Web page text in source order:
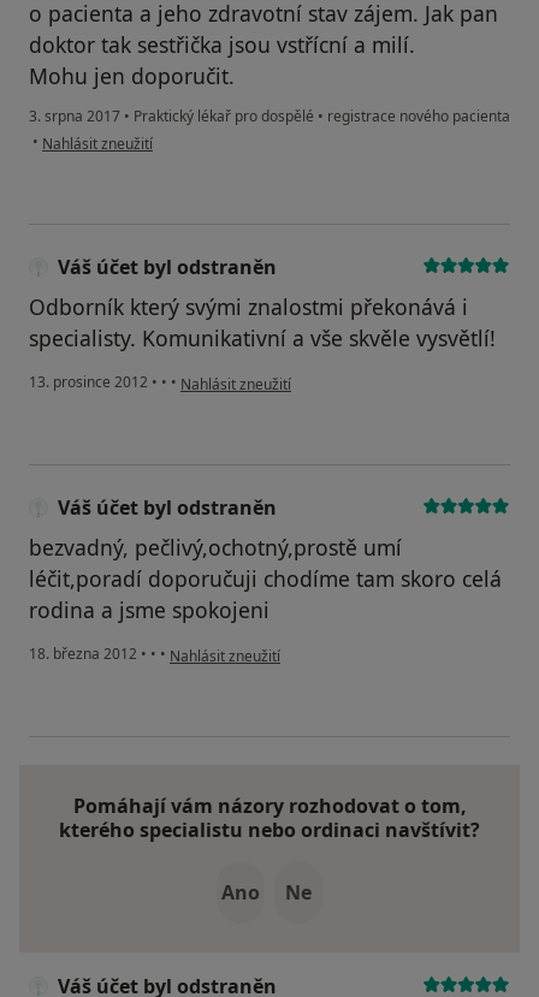
o pacienta a jeho zdravotní stav zájem. Jak pan
doktor tak sestřička jsou vstřícní a milí.
Mohu jen doporučit.
3. srpna 2017 • Praktický lékař pro dospělé • registrace nového pacienta
• podle názoru uživatele Váš účet byl odstraněn
Nahlásit zneužití
Váš účet byl odstraněn
Odborník který svými znalostmi překonává i
specialisty. Komunikativní a vše skvěle vysvětlí!
13. prosince 2012 • • • podle názoru uživatele Váš účet byl odstraněn
Nahlásit zneužití
Váš účet byl odstraněn
bezvadný, pečlivý,ochotný,prostě umí
léčit,poradí doporučuji chodíme tam skoro celá
rodina a jsme spokojeni
18. března 2012 • • • podle názoru uživatele Váš účet byl odstraněn
Nahlásit zneužití
Pomáhají vám názory rozhodovat o tom,
kterého specialistu nebo ordinaci navštívit?
Ano Ne
Váš účet byl odstraněn